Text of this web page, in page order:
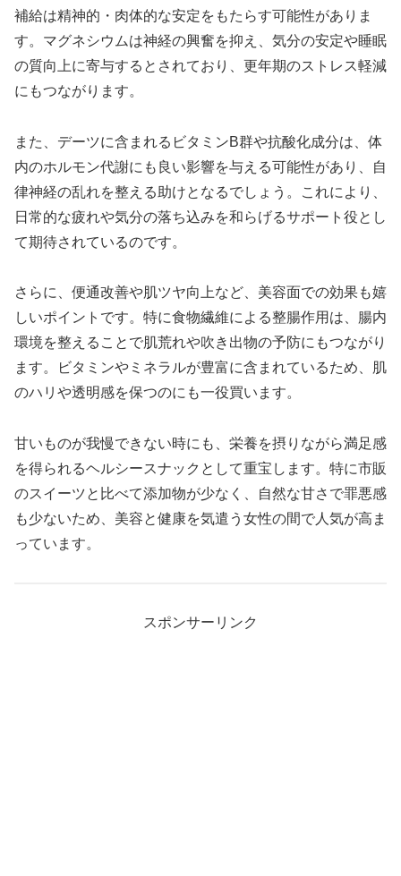
補給は精神的・肉体的な安定をもたらす可能性がありま
す。マグネシウムは神経の興奮を抑え、気分の安定や睡眠
の質向上に寄与するとされており、更年期のストレス軽減
にもつながります。
また、デーツに含まれるビタミンB群や抗酸化成分は、体
内のホルモン代謝にも良い影響を与える可能性があり、自
律神経の乱れを整える助けとなるでしょう。これにより、
日常的な疲れや気分の落ち込みを和らげるサポート役とし
て期待されているのです。
さらに、便通改善や肌ツヤ向上など、美容面での効果も嬉
しいポイントです。特に食物繊維による整腸作用は、腸内
環境を整えることで肌荒れや吹き出物の予防にもつながり
ます。ビタミンやミネラルが豊富に含まれているため、肌
のハリや透明感を保つのにも一役買います。
甘いものが我慢できない時にも、栄養を摂りながら満足感
を得られるヘルシースナックとして重宝します。特に市販
のスイーツと比べて添加物が少なく、自然な甘さで罪悪感
も少ないため、美容と健康を気遣う女性の間で人気が高ま
っています。
スポンサーリンク